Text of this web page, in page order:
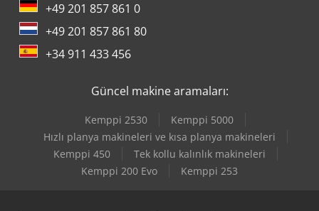
+49 201 857 861 0
+49 201 857 861 80
+34 911 433 456
Güncel makine aramaları:
Kemppi 2530
Kemppi 5000
Hızlı planya makineleri ve kısa planya makineleri
Kemppi 450
Tek kollu kalınlık makineleri
Kemppi 200 Evo
Kemppi 253